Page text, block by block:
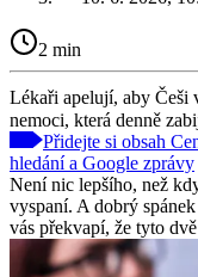
2 min
Lékaři apelují, aby Češi
nemoci, která denně
Přidejte si obsah
hledání a Google zprávy
Není nic lepšího, než
vyspaní. A dobrý
vás překvapí, že tyto